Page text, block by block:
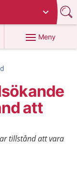
Meny
att
tillstånd att vara